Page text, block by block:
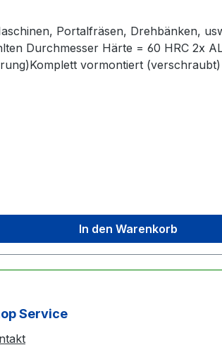
Portalfräsen, Drehbänken,
Durchmesser Härte = 60 HRC 2x
vormontiert
In den Warenkorb
Service